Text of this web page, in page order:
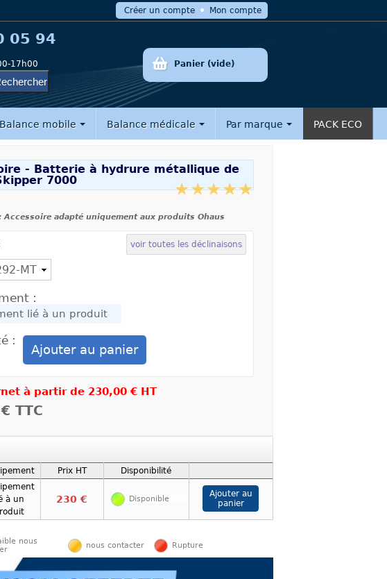
05 94
17h00 Panier (vide)
Créer un compte Mon compte
Balance mobile Balance médicale Par marque PACK ECO
- Batterie à hydrure métallique de
7000
: Accessoire adapté uniquement aux produits Ohaus
voir toutes les déclinaisons
:
:
à partir de 230,00 € HT
TTC
Prix HT Disponibilité
à un
230 € Disponible
nous
nous contacter Rupture